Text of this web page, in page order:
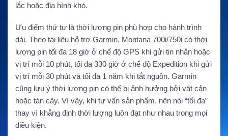
lắc hoặc địa hình khó.
Ưu điểm thứ tư là thời lượng pin phù hợp cho hành trình
dài. Theo tài liệu hỗ trợ Garmin, Montana 700i/750i có thời
lượng pin tối đa 18 giờ ở chế độ GPS khi gửi tin nhắn hoặc
vị trí mỗi 10 phút, tối đa 330 giờ ở chế độ Expedition khi gửi
vị trí mỗi 30 phút và tối đa 1 năm khi tắt nguồn. Garmin
cũng lưu ý thời lượng pin có thể bị ảnh hưởng bởi vật cản
hoặc tán cây. Vì vậy, khi tư vấn sản phẩm, nên nói “tối đa”
thay vì khẳng định thời lượng luôn đạt như nhau trong mọi
điều kiện.